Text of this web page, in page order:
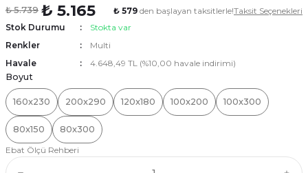
₺ 5.739 ₺ 5.165 ₺ 579 den başlayan taksitlerle!Taksit Seçenekleri
Stok Durumu
Stokta var
Renkler
Multi
Havale
4.648,49 TL (%10,00 havale indirimi)
Boyut
160x230 200x290 120x180 100x200 100x300
80x150
80x300
Ebat Ölçü Rehberi